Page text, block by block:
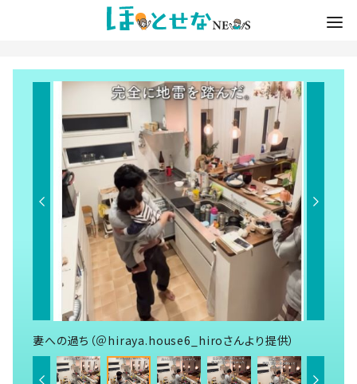
妻への過ち（＠hiraya.house6_hiroさんより提供）